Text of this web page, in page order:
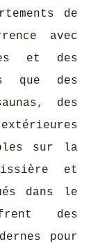
de
avec
et des
que des
des
sur la
et
dans le
des
pour